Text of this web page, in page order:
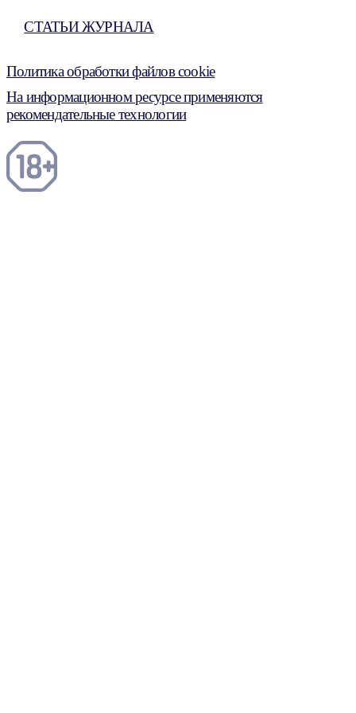
СТАТЬИ ЖУРНАЛА
Политика обработки файлов cookie
На информационном ресурсе применяются
рекомендательные технологии